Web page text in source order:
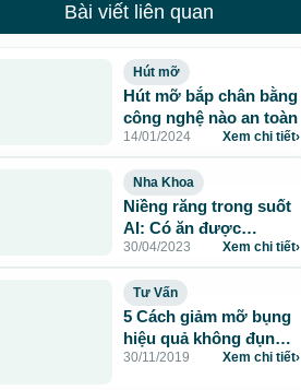
Bài viết liên quan
Hút mỡ
Hút mỡ bắp chân bằng
công nghệ nào an toàn
14/01/2024 Xem chi tiết›
Nha Khoa
Niềng răng trong suốt
AI: Có ăn được
không?
30/04/2023 Xem chi tiết›
Tư Vấn
5 Cách giảm mỡ bụng
hiệu quả không đụng
dao kéo
30/11/2019 Xem chi tiết›